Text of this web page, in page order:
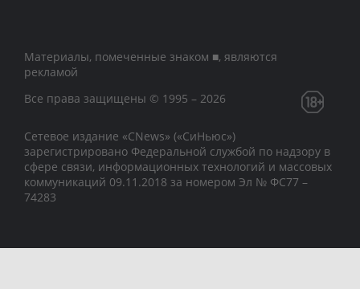
Материалы, помеченные знаком ■, являются
рекламой
Все права защищены © 1995 – 2026
Сетевое издание «CNews» («СиНьюс»)
зарегистрировано Федеральной службой по надзору в
сфере связи, информационных технологий и массовых
коммуникаций 09.11.2018 за номером Эл № ФС77 –
74283